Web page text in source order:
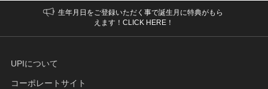
生年月日をご登録いただく事で誕生月に特典がもら
えます！CLICK HERE！
UPIについて
コーポレートサイト